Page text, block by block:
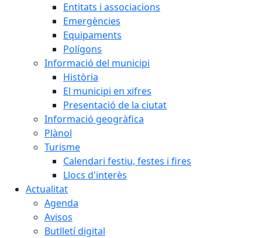
Entitats i associacions
Emergències
Equipaments
Polígons
Informació del municipi
Història
El municipi en xifres
Presentació de la ciutat
Informació geogràfica
Plànol
Turisme
Calendari festiu, festes i fires
Llocs d'interès
Actualitat
Agenda
Avisos
Butlletí digital